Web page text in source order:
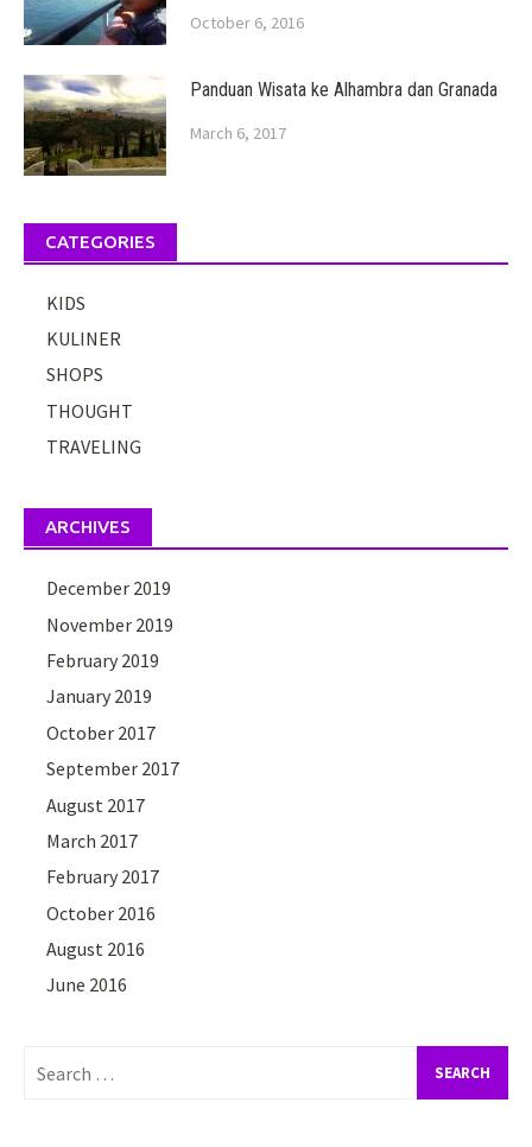
October 6, 2016
Panduan Wisata ke Alhambra dan Granada
March 6, 2017
CATEGORIES
KIDS
KULINER
SHOPS
THOUGHT
TRAVELING
ARCHIVES
December 2019
November 2019
February 2019
January 2019
October 2017
September 2017
August 2017
March 2017
February 2017
October 2016
August 2016
June 2016
for: